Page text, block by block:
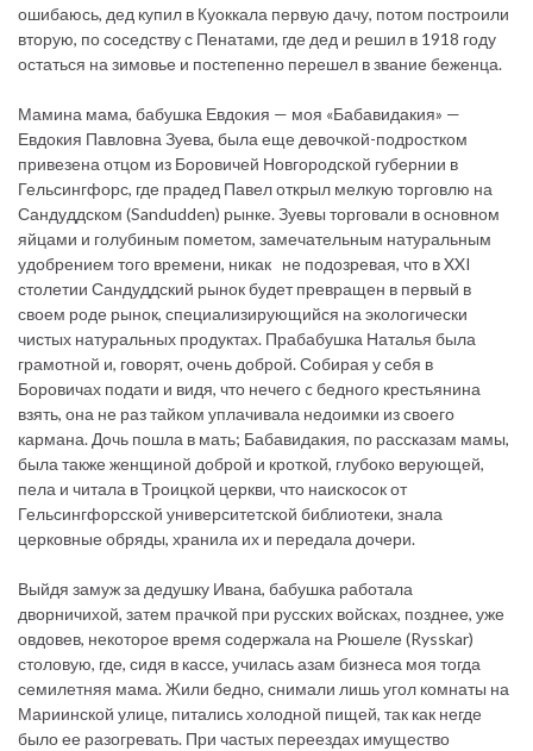
ошибаюсь, дед купил в Куоккала первую дачу, потом построили
вторую, по соседству с Пенатами, где дед и решил в 1918 году
остаться на зимовье и постепенно перешел в звание беженца.
Мамина мама, бабушка Евдокия — моя «Бабавидакия» —
Евдокия Павловна Зуева, была еще девочкой-подростком
привезена отцом из Боровичей Новгородской губернии в
Гельсингфорс, где прадед Павел открыл мелкую торговлю на
Сандуддском (Sandudden) рынке. Зуевы торговали в основном
яйцами и голубиным пометом, замечательным натуральным
удобрением того времени, никак не подозревая, что в XXI
столетии Сандуддский рынок будет превращен в первый в
своем роде рынок, специализирующийся на экологически
чистых натуральных продуктах. Прабабушка Наталья была
грамотной и, говорят, очень доброй. Собирая у себя в
Боровичах подати и видя, что нечего c бедного крестьянина
взять, она не раз тайком уплачивала недоимки из своего
кармана. Дочь пошла в мать; Бабавидакия, по рассказам мамы,
была также женщиной доброй и кроткой, глубоко верующей,
пела и читала в Троицкой церкви, что наискосок от
Гельсингфорсской университетской библиотеки, знала
церковные обряды, хранила их и передала дочери.
Выйдя замуж за дедушку Ивана, бабушка работала
дворничихой, затем прачкой при русских войсках, позднее, уже
овдовев, некоторое время содержала на Рюшеле (Rysskar)
столовую, где, сидя в кассе, училась азам бизнеса моя тогда
семилетняя мама. Жили бедно, снимали лишь угол комнаты на
Мариинской улице, питались холодной пищей, так как негде
было ее разогревать. При частых переездах имущество